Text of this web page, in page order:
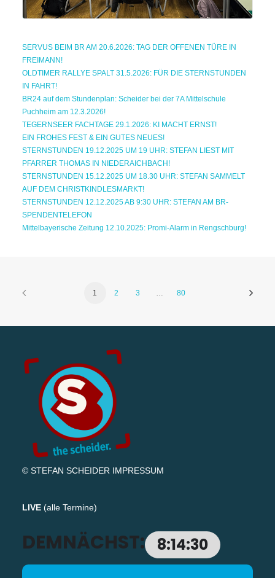
SERVUS BEIM BR AM 20.6.2026: TAG DER OFFENEN TÜRE IN
FREIMANN!
OLDTIMER RALLYE SPALT 31.5.2026: FÜR DIE STERNSTUNDEN
IN FAHRT!
BR24 auf dem Stundenplan: Scheider bei der 7A Mittelschule
Puchheim am 12.3.2026!
TEGERNSEER FACHTAGE 29.1.2026: KI MACHT ERNST!
EIN FROHES FEST & EIN GUTES NEUES!
STERNSTUNDEN 19.12.2025 UM 19 UHR: STEFAN LIEST MIT
PFARRER THOMAS IN NIEDERAICHBACH!
STERNSTUNDEN 15.12.2025 UM 18.30 UHR: STEFAN SAMMELT
AUF DEM CHRISTKINDLESMARKT!
STERNSTUNDEN 12.12.2025 AB 9:30 UHR: STEFAN AM BR-
SPENDENTELEFON
Mittelbayerische Zeitung 12.10.2025: Promi-Alarm in Rengschburg!
1 2 3 80
© STEFAN SCHEIDER IMPRESSUM
LIVE (alle Termine)
DEMNÄCHST: 8:14:29